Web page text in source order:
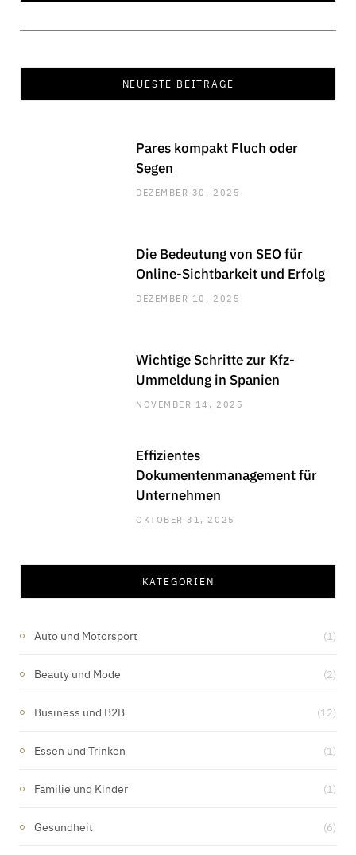
NEUESTE BEITRÄGE
Pares kompakt Fluch oder
Segen
DEZEMBER 30, 2025
Die Bedeutung von SEO für
Online-Sichtbarkeit und Erfolg
DEZEMBER 10, 2025
Wichtige Schritte zur Kfz-
Ummeldung in Spanien
NOVEMBER 14, 2025
Effizientes
Dokumentenmanagement für
Unternehmen
OKTOBER 31, 2025
KATEGORIEN
Auto und Motorsport (1)
Beauty und Mode (2)
Business und B2B (12)
Essen und Trinken (1)
Familie und Kinder (1)
Gesundheit (6)